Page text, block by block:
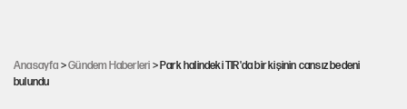
Anasayfa >Gündem Haberleri > Park halindeki TIR'da bir kişinin cansız bedeni
bulundu